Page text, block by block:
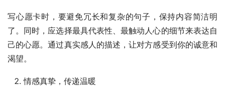
写心愿卡时，要避免冗长和复杂的句子，保持内容简洁明
了。同时，应选择最具代表性、最触动人心的细节来表达自
己的心愿。通过真实感人的描述，让对方感受到你的诚意和
渴望。
情感真挚，传递温暖